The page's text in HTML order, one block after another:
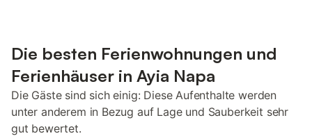
Die besten Ferienwohnungen und
Ferienhäuser in Ayia Napa
Die Gäste sind sich einig: Diese Aufenthalte werden
unter anderem in Bezug auf Lage und Sauberkeit sehr
gut bewertet.